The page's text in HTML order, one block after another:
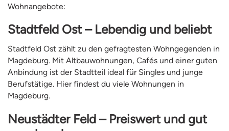
Wohnangebote:
Stadtfeld Ost – Lebendig und beliebt
Stadtfeld Ost zählt zu den gefragtesten Wohngegenden in
Magdeburg. Mit Altbauwohnungen, Cafés und einer guten
Anbindung ist der Stadtteil ideal für Singles und junge
Berufstätige. Hier findest du viele Wohnungen in
Magdeburg.
Neustädter Feld – Preiswert und gut